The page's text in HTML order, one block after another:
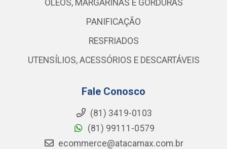
ÓLEOS, MARGARINAS E GORDURAS
PANIFICAÇÃO
RESFRIADOS
UTENSÍLIOS, ACESSÓRIOS E DESCARTÁVEIS
Fale Conosco
(81) 3419-0103
(81) 99111-0579
ecommerce@atacamax.com.br